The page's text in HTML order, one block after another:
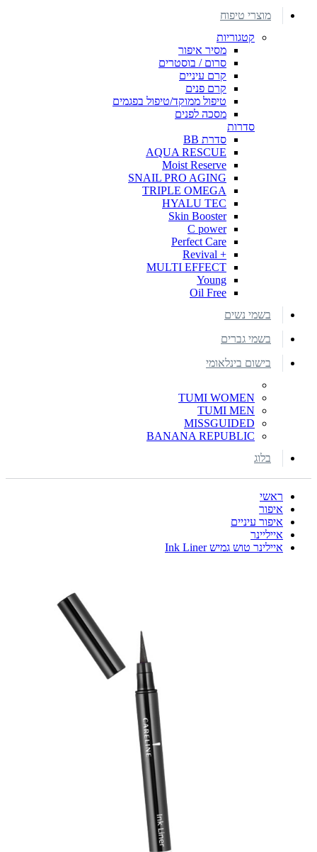
מוצרי טיפוח
קטגוריות
מסיר איפור
סרום / בוסטרים
קרם עיניים
קרם פנים
טיפול ממוקד/טיפול בפגמים
מסכה לפנים
סדרות
סדרת BB
AQUA RESCUE
Moist Reserve
SNAIL PRO AGING
TRIPLE OMEGA
HYALU TEC
Skin Booster
C power
Perfect Care
+ Revival
MULTI EFFECT
Young
Oil Free
בשמי נשים
בשמי גברים
בישום בינלאומי
TUMI WOMEN
TUMI MEN
MISSGUIDED
BANANA REPUBLIC
בלוג
ראשי
איפור
איפור עיניים
אייליינר
איילינר טוש גמיש Ink Liner